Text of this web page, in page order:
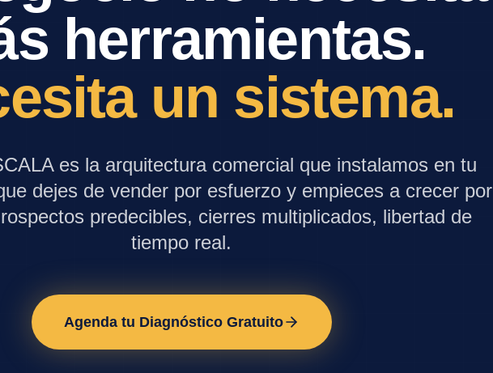
herramientas.
un sistema.
es la arquitectura comercial que instalamos en tu
dejes de vender por esfuerzo y empieces a crecer por
predecibles, cierres multiplicados, libertad de
tiempo real.
Agenda tu Diagnóstico Gratuito